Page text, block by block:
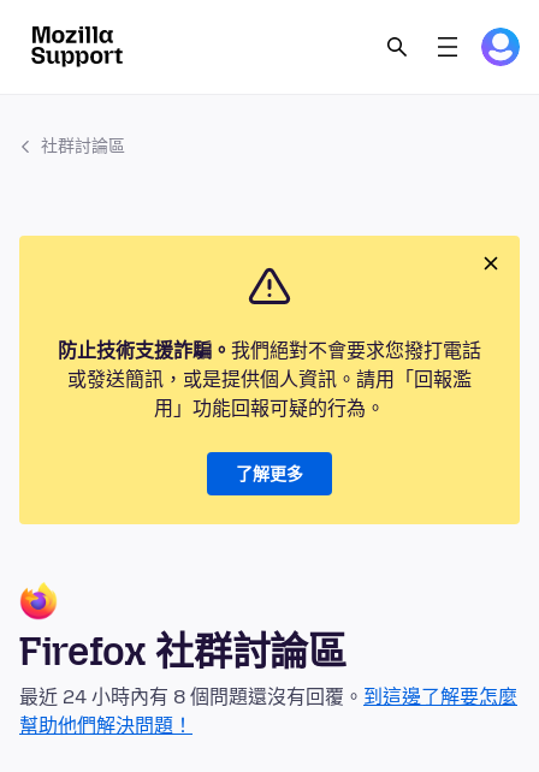
社群討論區
防止技術支援詐騙。 我們絕對不會要求您撥打電話
或發送簡訊，或是提供個人資訊。請用「回報濫
用」功能回報可疑的行為。
了解更多
Firefox 社群討論區
最近 24 小時內有 8 個問題還沒有回覆。 到這邊了解要怎麼
幫助他們解決問題！